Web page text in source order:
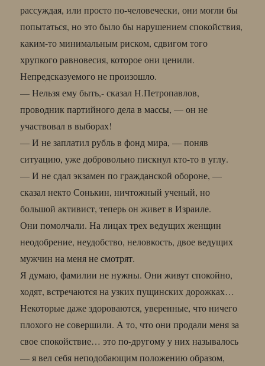
рассуждая, или просто по-человечески, они могли бы
попытаться, но это было бы нарушением спокойствия,
каким-то минимальным риском, сдвигом того
хрупкого равновесия, которое они ценили.
Непредсказуемого не произошло.
— Нельзя ему быть,- сказал Н.Петропавлов,
проводник партийного дела в массы, — он не
участвовал в выборах!
— И не заплатил рубль в фонд мира, — поняв
ситуацию, уже добровольно пискнул кто-то в углу.
— И не сдал экзамен по гражданской обороне, —
сказал некто Сонькин, ничтожный ученый, но
большой активист, теперь он живет в Израиле.
Они помолчали. На лицах трех ведущих женщин
неодобрение, неудобство, неловкость, двое ведущих
мужчин на меня не смотрят.
Я думаю, фамилии не нужны. Они живут спокойно,
ходят, встречаются на узких пущинских дорожках…
Некоторые даже здороваются, уверенные, что ничего
плохого не совершили. А то, что они продали меня за
свое спокойствие… это по-другому у них называлось
— я вел себя неподобающим положению образом,